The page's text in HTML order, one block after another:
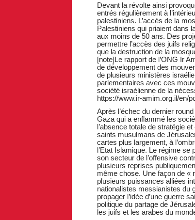
Devant la révolte ainsi
entrés régulièrement à
palestiniens. L’accès de la
Palestiniens qui priaient dans
aux moins de 50 ans. Des
permettre l’accès des juifs
que la destruction de la
[note]Le rapport de l’ONG Ir
de développement des
de plusieurs ministères
parlementaires avec ces
société israélienne de la
https://www.ir-amim.org.il/en/
Après l’échec du dernier
Gaza qui a enflammé les
l’absence totale de stratégie
saints musulmans de
cartes plus largement, à
l’Etat Islamique. Le régime
son secteur de l’offensive
plusieurs reprises
même chose. Une façon de «
plusieurs puissances alliées
nationalistes messianistes du
propager l’idée d’une guerre
politique du partage de
les juifs et les arabes du